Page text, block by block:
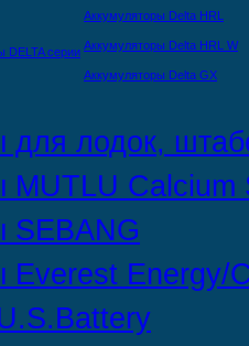
DELTA серии
Аккумуляторы Delta HRL
Аккумуляторы Delta HRL W
Аккумуляторы Delta GX
для лодок,
MUTLU Calcium
SEBANG
Everest Energy/